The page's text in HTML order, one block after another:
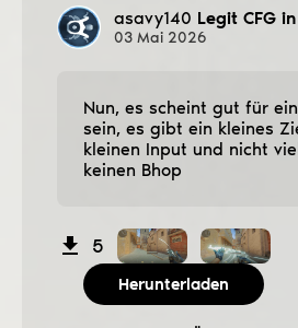
asavy140 Legit CFG
03 Mai 2026
Nun, es scheint gut für
sein, es gibt ein kleines
kleinen Input und nicht
keinen Bhop
5
Herunterladen